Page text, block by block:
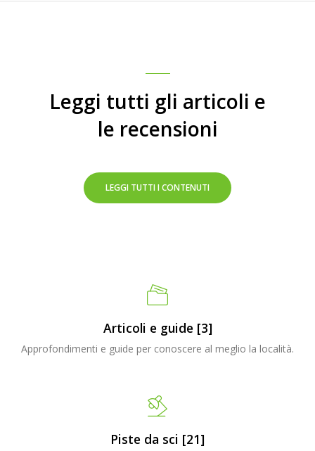
Leggi tutti gli articoli e
le recensioni
LEGGI TUTTI I CONTENUTI
Articoli e guide [3]
Approfondimenti e guide per conoscere al meglio la località.
Piste da sci [21]